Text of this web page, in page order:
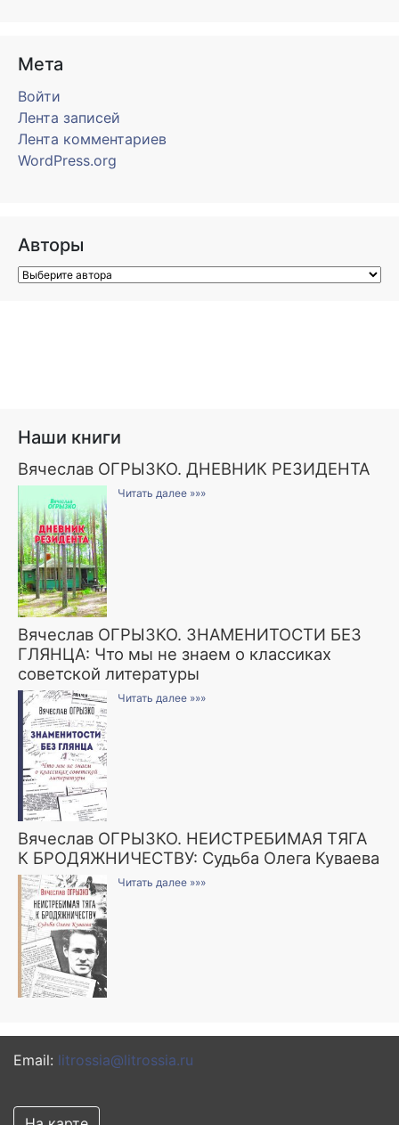
Мета
Войти
Лента записей
Лента комментариев
WordPress.org
Авторы
Наши книги
Вячеслав ОГРЫЗКО. ДНЕВНИК РЕЗИДЕНТА
Читать далее »»»
Вячеслав ОГРЫЗКО. ЗНАМЕНИТОСТИ БЕЗ
ГЛЯНЦА: Что мы не знаем о классиках
советской литературы
Читать далее »»»
Вячеслав ОГРЫЗКО. НЕИСТРЕБИМАЯ ТЯГА
К БРОДЯЖНИЧЕСТВУ: Судьба Олега Куваева
Читать далее »»»
Email: litrossia@litrossia.ru